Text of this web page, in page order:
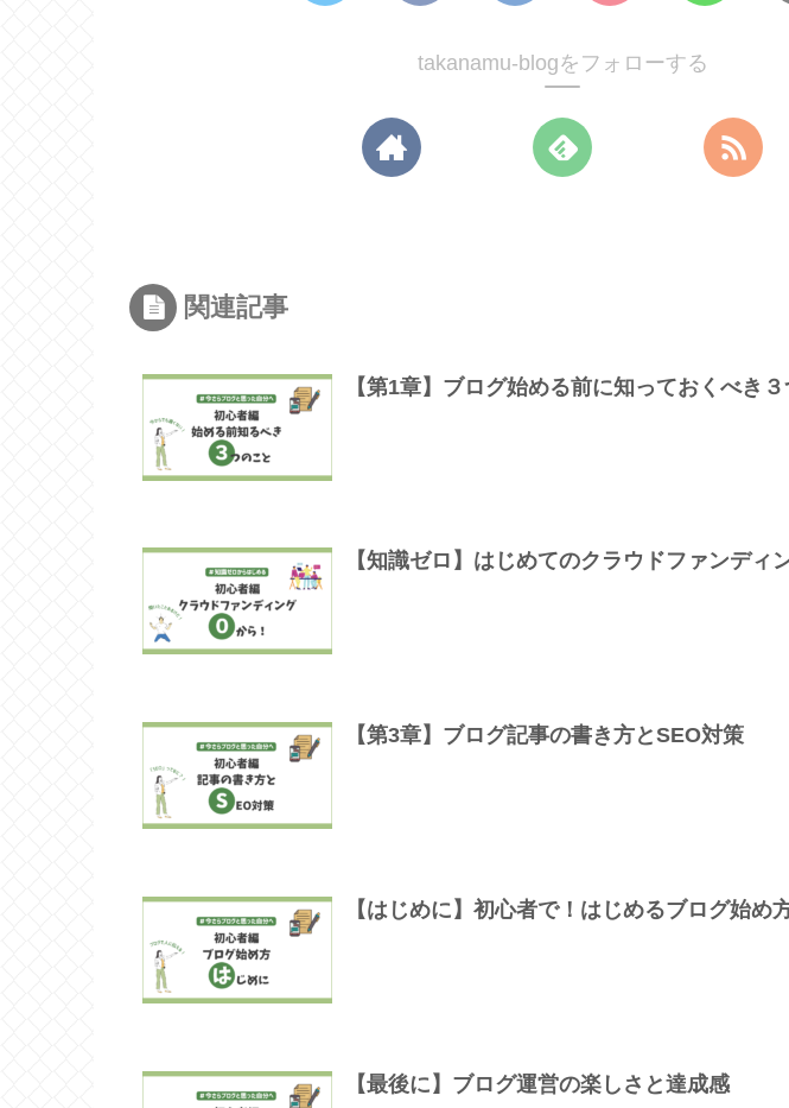
takanamu-blogをフォローする
関連記事
【第1章】ブログ始める前に知っておくべき３
【知識ゼロ】はじめてのクラウドファンディ
【第3章】ブログ記事の書き方とSEO対策
【はじめに】初心者で！はじめるブログ始め
【最後に】ブログ運営の楽しさと達成感